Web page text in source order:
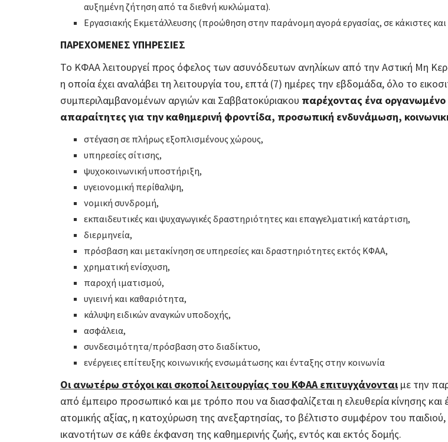
αυξημένη ζήτηση από τα διεθνή κυκλώματα).
Εργασιακής Εκμετάλλευσης (προώθηση στην παράνομη αγορά εργασίας, σε κάκιστες και
ΠΑΡΕΧΟΜΕΝΕΣ ΥΠΗΡΕΣΙΕΣ
Το ΚΦΑΑ λειτουργεί προς όφελος των ασυνόδευτων ανηλίκων από την Αστική Μη
η οποία έχει αναλάβει τη λειτουργία του, επτά (7) ημέρες την εβδομάδα, όλο το
συμπεριλαμβανομένων αργιών και Σαββατοκύριακου παρέχοντας ένα
απαραίτητες για την καθημερινή φροντίδα, προσωπική ενδυνάμωση,
στέγαση σε πλήρως εξοπλισμένους χώρους,
υπηρεσίες σίτισης,
ψυχοκοινωνική υποστήριξη,
υγειονομική περίθαλψη,
νομική συνδρομή,
εκπαιδευτικές και ψυχαγωγικές δραστηριότητες και επαγγελματική κατάρτιση,
διερμηνεία,
πρόσβαση και μετακίνηση σε υπηρεσίες και δραστηριότητες εκτός ΚΦΑΑ,
χρηματική ενίσχυση,
παροχή ιματισμού,
υγιεινή και καθαριότητα,
κάλυψη ειδικών αναγκών υποδοχής,
ασφάλεια,
συνδεσιμότητα/πρόσβαση στο διαδίκτυο,
ενέργειες επίτευξης κοινωνικής ενσωμάτωσης και ένταξης στην κοινωνία
Οι ανωτέρω στόχοι και σκοποί λειτουργίας του ΚΦΑΑ επιτυγχάνονταιμε την
από έμπειρο προσωπικό και με τρόπο που να διασφαλίζεται η ελευθερία κίνησης
ατομικής αξίας, η κατοχύρωση της ανεξαρτησίας, το βέλτιστο συμφέρον του
ικανοτήτων σε κάθε έκφανση της καθημερινής ζωής, εντός και εκτός δομής.